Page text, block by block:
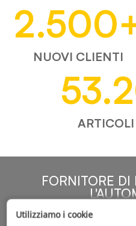
2.500
NUOVI CLIENTI
FORNITORE
Utilizziamo i cookie